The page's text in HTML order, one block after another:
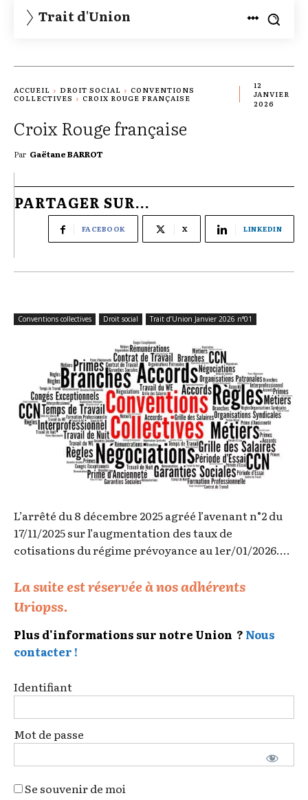
Trait d'Union
ACCUEIL DROIT SOCIAL
CONVENTIONS
COLLECTIVES
CROIX ROUGE FRANÇAISE
12
JANVIER
2026
Croix Rouge française
Par Gaëtane BARROT
PARTAGER SUR...
FACEBOOK X LINKEDIN
Conventions collectives Droit social Trait d’Union Janvier 2026 n°01
L’arrêté du 8 décembre 2025 agréé l’avenant n°2 du
17/11/2025 sur l’augmentation des taux de
cotisations du régime prévoyance au 1er/01/2026....
La suite est réservée à nos adhérents
Uriopss.
Plus d'informations sur notre Union ? Nous
contacter !
Identifiant
Mot de passe
Se souvenir de moi